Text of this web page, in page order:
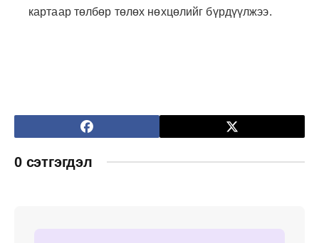
картаар төлбөр төлөх нөхцөлийг бүрдүүлжээ.
0 сэтгэгдэл